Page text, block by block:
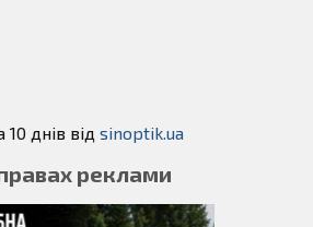
днів від sinoptik.ua
реклами